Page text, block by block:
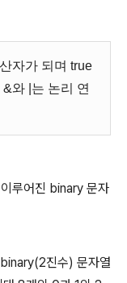
자가 되며 true
와 |는 논리 연
루어진 binary 문자
진수) 문자열